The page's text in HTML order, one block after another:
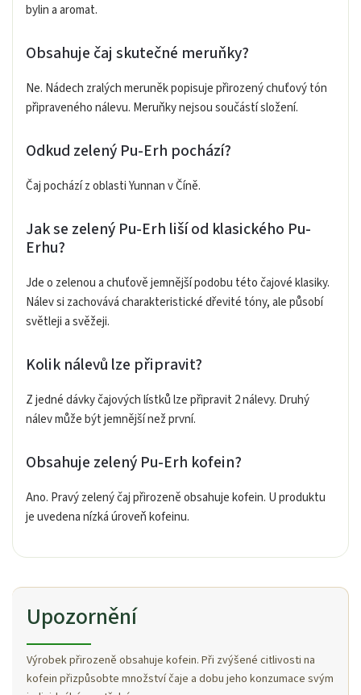
bylin a aromat.
Obsahuje čaj skutečné meruňky?
Ne. Nádech zralých meruněk popisuje přirozený chuťový tón
připraveného nálevu. Meruňky nejsou součástí složení.
Odkud zelený Pu-Erh pochází?
Čaj pochází z oblasti Yunnan v Číně.
Jak se zelený Pu-Erh liší od klasického Pu-
Erhu?
Jde o zelenou a chuťově jemnější podobu této čajové klasiky.
Nálev si zachovává charakteristické dřevité tóny, ale působí
světleji a svěžeji.
Kolik nálevů lze připravit?
Z jedné dávky čajových lístků lze připravit 2 nálevy. Druhý
nálev může být jemnější než první.
Obsahuje zelený Pu-Erh kofein?
Ano. Pravý zelený čaj přirozeně obsahuje kofein. U produktu
je uvedena nízká úroveň kofeinu.
Upozornění
Výrobek přirozeně obsahuje kofein. Při zvýšené citlivosti na
kofein přizpůsobte množství čaje a dobu jeho konzumace svým